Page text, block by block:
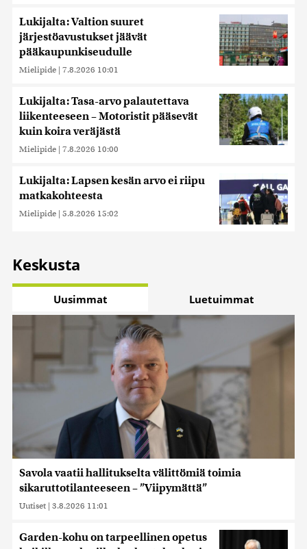
Lukijalta: Valtion suuret
järjestöavustukset jäävät
pääkaupunkiseudulle
Mielipide | 7.8.2026 10:01
Lukijalta: Tasa-arvo palautettava
liikenteeseen – Motoristit pääsevät
kuin koira veräjästä
Mielipide | 7.8.2026 10:00
Lukijalta: Lapsen kesän arvo ei riipu
matkakohteesta
Mielipide | 5.8.2026 15:02
Keskusta
Uusimmat Luetuimmat
Savola vaatii hallitukselta välittömiä toimia
sikaruttotilanteeseen – ”Viipymättä”
Uutiset | 3.8.2026 11:01
Garden-kohu on tarpeellinen opetus